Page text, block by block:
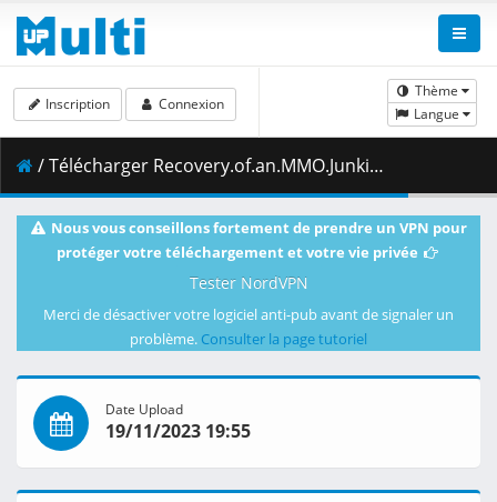
Thème
Langue
Inscription Connexion
/ Télécharger Recovery.of.an.MMO.Junkie.S01E07.v2.1080p.BluRay.10-Bit.Dual-Audio.FLAC5.1.x265-YURASUKA.mkv.001 ( 402.40 MB )
Nous vous conseillons fortement de prendre un VPN pour
protéger votre téléchargement et votre vie privée
Tester NordVPN
Merci de désactiver votre logiciel anti-pub avant de signaler un
problème. Consulter la page tutoriel
Date Upload
19/11/2023 19:55